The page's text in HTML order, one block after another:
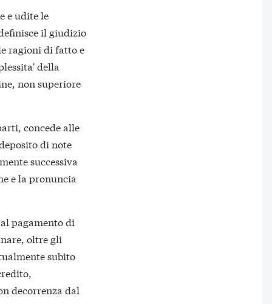
e udite le
il giudizio
ragioni di fatto e
della
non superiore
concede alle
di note
successiva
e la pronuncia
pagamento di
oltre gli
subito
decorrenza dal